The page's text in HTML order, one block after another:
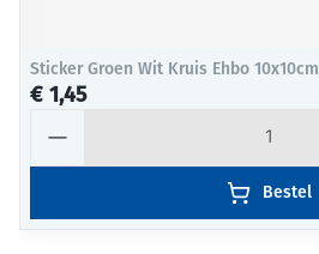
Sticker Groen Wit Kruis Ehbo 10x10cm
€ 1,45
Bestel